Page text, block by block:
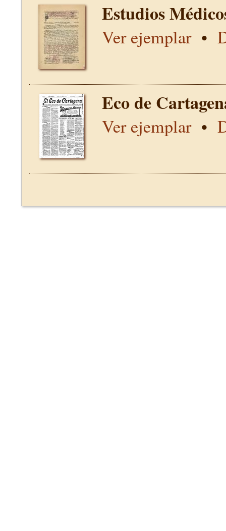
Estudios
Ver ejemplar•
Eco de
Ver ejemplar•